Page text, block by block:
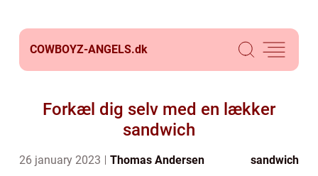
COWBOYZ-ANGELS.dk
Forkæl dig selv med en lækker
sandwich
26 january 2023 Thomas Andersen sandwich